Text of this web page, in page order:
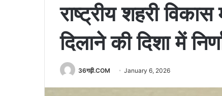
राष्ट्रीय शहरी
दिलाने की दिशा में
36गढ़ी.COM January 6, 2026